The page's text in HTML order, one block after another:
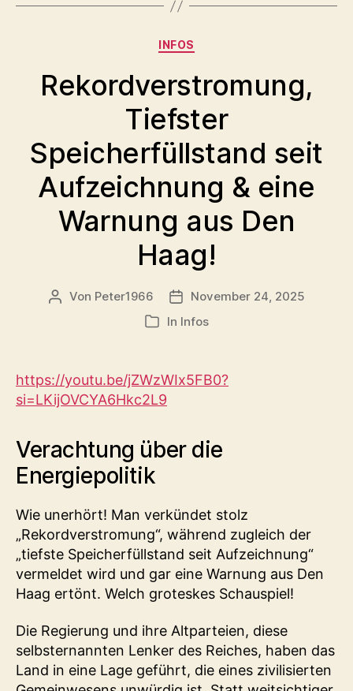
Kategorien
INFOS
Rekordverstromung,
Tiefster
Speicherfüllstand seit
Aufzeichnung & eine
Warnung aus Den
Haag!
Beitragsautor
Von Peter1966 Veröffentlichungsdatum
November 24, 2025
Kategorien
In Infos
https://youtu.be/jZWzWIx5FB0?
si=LKijOVCYA6Hkc2L9
Verachtung über die
Energiepolitik
Wie unerhört! Man verkündet stolz
„Rekordverstromung“, während zugleich der
„tiefste Speicherfüllstand seit Aufzeichnung“
vermeldet wird und gar eine Warnung aus Den
Haag ertönt. Welch groteskes Schauspiel!
Die Regierung und ihre Altparteien, diese
selbsternannten Lenker des Reiches, haben das
Land in eine Lage geführt, die eines zivilisierten